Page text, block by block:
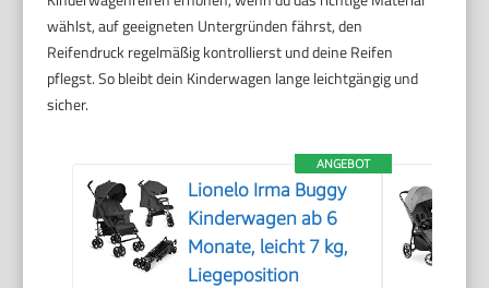
wählst, auf geeigneten Untergründen fährst, den
Reifendruck regelmäßig kontrollierst und deine Reifen
pflegst. So bleibt dein Kinderwagen lange leichtgängig und
sicher.
ANGEBOT
Lionelo Irma Buggy
Kinderwagen ab 6
Monate, leicht 7 kg,
Liegeposition